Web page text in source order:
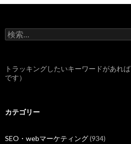
検
索
トラッキングしたいキーワードがあれば
です）
カテゴリー
SEO・webマーケティング(934)